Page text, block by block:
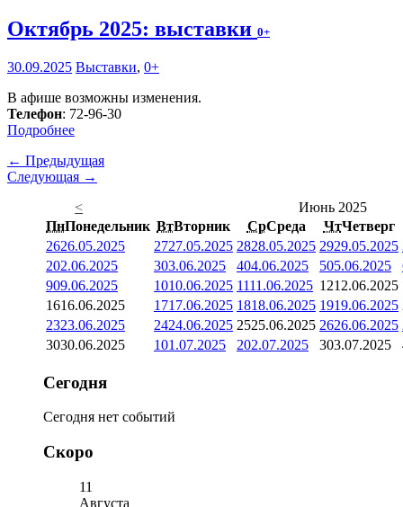
Октябрь 2025: выставки 0+
30.09.2025 Выставки, 0+
В афише возможны изменения.
Телефон: 72-96-30
Подробнее
← Предыдущая
Следующая →
<
Июнь 2025
ПнПонедельник ВтВторник СрСреда ЧтЧетверг
2626.05.2025 2727.05.2025 2828.05.2025 2929.05.2025
202.06.2025 303.06.2025 404.06.2025 505.06.2025
909.06.2025 1010.06.2025 1111.06.2025 1212.06.2025
1616.06.2025 1717.06.2025 1818.06.2025 1919.06.2025
2323.06.2025 2424.06.2025 2525.06.2025 2626.06.2025
3030.06.2025 101.07.2025 202.07.2025 303.07.2025
Сегодня
Сегодня нет событий
Скоро
11
Августа